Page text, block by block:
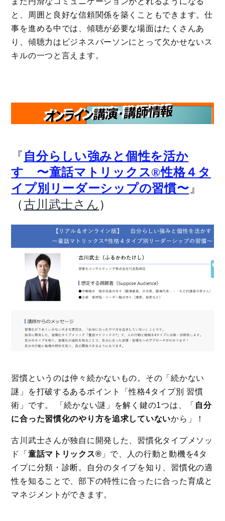
と、周囲と良好な信頼関係を築くこともできます。仕
事を進める中では、傾聴が必要な場面はたくさんあ
り、傾聴力はビジネスパーソンにとって欠かせないス
キルの一つと言えます。
『 自分らしい強みと個性を活か
す 〜童話マトリックス®️性格４タ
イプ別リーダーシップの習慣〜』
（古川武士さん ）
習慣というのは仲々続かないもの。その「続かない
謎」を打破するあるポイント「性格4タイプ別 習慣
術」です。 「続かない謎」を解く鍵の1つは、「 自分
に合った習慣化のやり方を追求していないから」！
古川武士さんが独自に開発した、習慣化タイプメソッ
ド「 童話マトリックス®️ 」で、人の行動と動機を4タ
イプに分類・診断。自分のタイプを知り、習慣化の適
性を知ることで、部下の特性に合ったに合った育成と
マネジメントができます。